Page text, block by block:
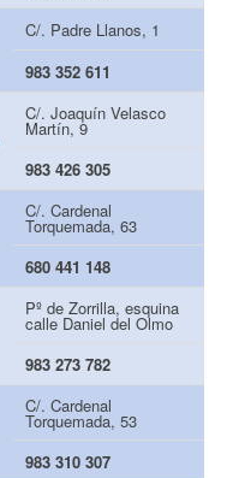
C/. Padre Llanos, 1
983 352 611
C/. Joaquín Velasco
Martín, 9
983 426 305
C/. Cardenal
Torquemada, 63
680 441 148
Pº de Zorrilla, esquina
calle Daniel del Olmo
983 273 782
C/. Cardenal
Torquemada, 53
983 310 307